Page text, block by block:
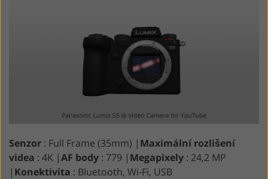
Senzor : Full Frame (35mm) | Maximální rozlišení
videa : 4K |AF body : 779 | Megapixely : 24,2 MP
| Konektivita : Bluetooth, Wi-Fi, USB